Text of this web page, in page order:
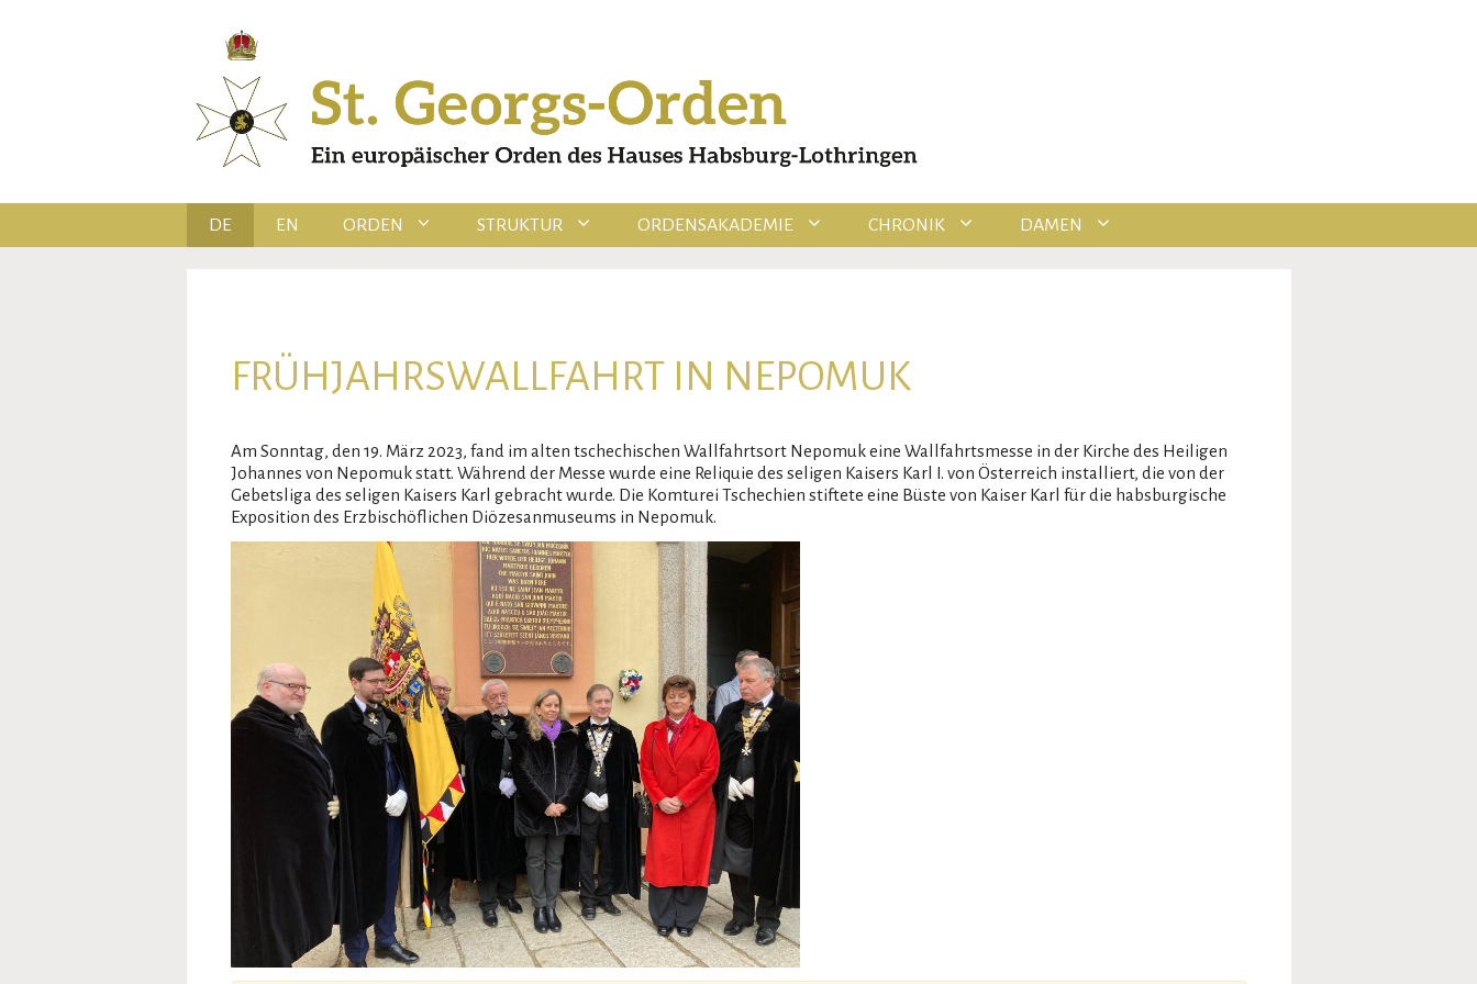
DE EN ORDEN STRUKTUR ORDENSAKADEMIE CHRONIK DAMEN
FRÜHJAHRSWALLFAHRT IN NEPOMUK
Am Sonntag, den 19. März 2023, fand im alten tschechischen Wallfahrtsort Nepomuk eine Wallfahrtsmesse in der Kirche des Heiligen
Johannes von Nepomuk statt. Während der Messe wurde eine Reliquie des seligen Kaisers Karl I. von Österreich installiert, die von der
Gebetsliga des seligen Kaisers Karl gebracht wurde. Die Komturei Tschechien stiftete eine Büste von Kaiser Karl für die habsburgische
Exposition des Erzbischöflichen Diözesanmuseums in Nepomuk.